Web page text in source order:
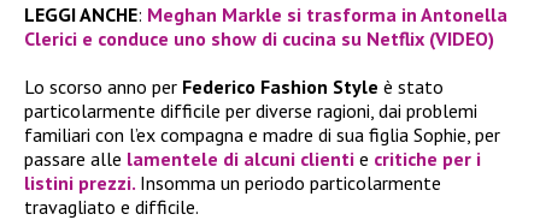
LEGGI ANCHE: Meghan Markle si trasforma in Antonella
Clerici e conduce uno show di cucina su Netflix (VIDEO)
Lo scorso anno per Federico Fashion Style è stato
particolarmente difficile per diverse ragioni, dai problemi
familiari con l’ex compagna e madre di sua figlia Sophie, per
passare alle lamentele di alcuni clienti e critiche per i
listini prezzi. Insomma un periodo particolarmente
travagliato e difficile.